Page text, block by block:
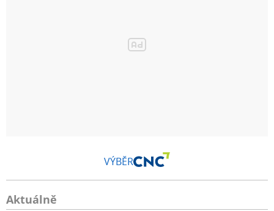
VÝBĚR
Aktuálně